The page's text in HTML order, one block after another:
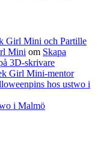
Girl Mini och Partille
Mini om Skapa
3D-skrivare
Girl Mini-mentor
hos ustwo i
i Malmö